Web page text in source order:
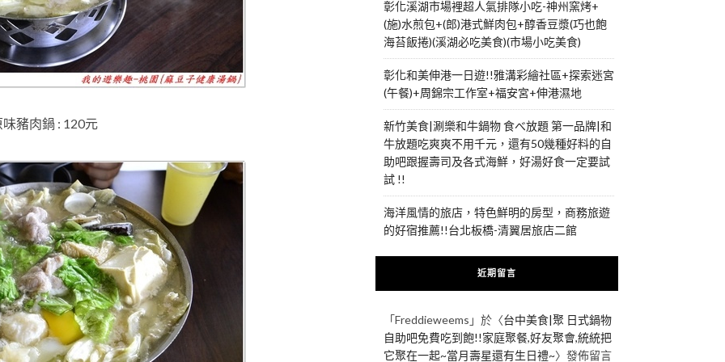
豬肉鍋 : 120元
彰化溪湖市場裡超人氣排隊小吃-神州窯烤+
(施)水煎包+(郎)港式鮮肉包+醇香豆漿(巧也飽
海苔飯捲)(溪湖必吃美食)(市場小吃美食)
彰化和美伸港一日遊!!雅溝彩繪社區+探索迷宮
(午餐)+周錦宗工作室+福安宮+伸港濕地
新竹美食|涮樂和牛鍋物 食べ放題 第一品牌|和
牛放題吃爽爽不用千元，還有50幾種好料的自
助吧跟握壽司及各式海鮮，好湯好食一定要試
試 !!
海洋風情的旅店，特色鮮明的房型，商務旅遊
的好宿推薦!!台北板橋-清翼居旅店二館
近期留言
「Freddieweems 」於〈台中美食|聚 日式鍋物
自助吧免費吃到飽!!家庭聚餐,好友聚會,統統把
它聚在一起~當月壽星還有生日禮~〉發佈留言